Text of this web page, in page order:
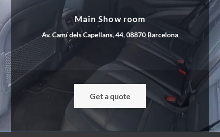
Main Show room
Av. Camí dels Capellans, 44, 08870 Barcelona
Get a quote